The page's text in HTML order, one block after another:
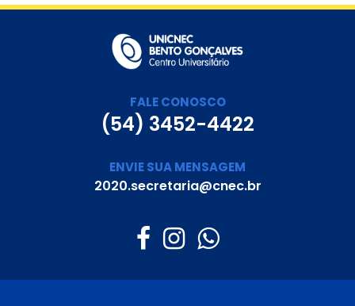
FALE CONOSCO
(54) 3452-4422
ENVIE SUA MENSAGEM
2020.secretaria@cnec.br